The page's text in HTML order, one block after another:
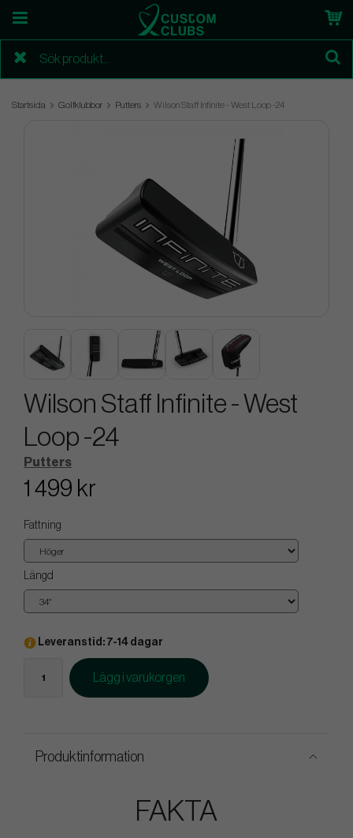
Startsida Golfklubbor Putters Wilson Staff Infinite - West Loop -24
Wilson Staff Infinite - West
Loop -24
Putters
1 499 kr
Fattning
Längd
Leveranstid: 7-14 dagar
Lägg i varukorgen
Produktinformation
FAKTA